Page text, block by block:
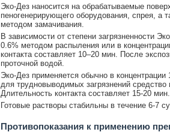
Эко-Дез наносится на обрабатываемые
пеногенерирующего оборудования, спрея, а
методом замачивания.
В зависимости от степени загрязненности
0.6% методом распыления или в
контакта составляет 10–20 мин. После
проточной водой.
Эко-Дез применяется обычно в
для трудновыводимых загрязнений
Длительность контакта составляет 15-20 мин.
Готовые растворы стабильны в течение 6-7
Противопоказания к применению